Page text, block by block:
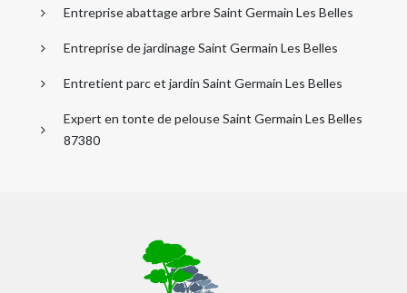
Entreprise abattage arbre Saint Germain Les Belles
Entreprise de jardinage Saint Germain Les Belles
Entretient parc et jardin Saint Germain Les Belles
Expert en tonte de pelouse Saint Germain Les Belles
87380